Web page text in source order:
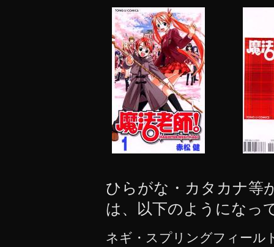
ひらがな・カタカナ等
は、以下のようになっ
ネギ・スプリングフィ